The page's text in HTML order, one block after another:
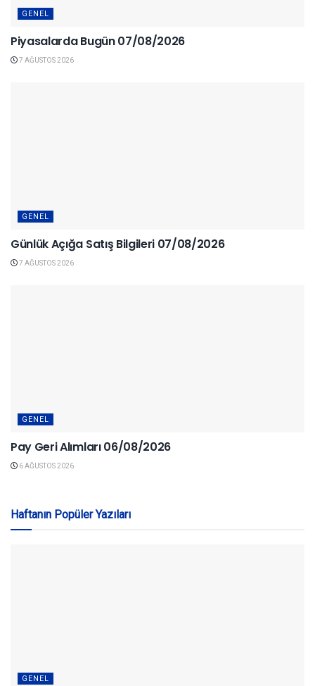
GENEL
Piyasalarda Bugün 07/08/2026
7 AĞUSTOS 2026
GENEL
Günlük Açığa Satış Bilgileri 07/08/2026
7 AĞUSTOS 2026
GENEL
Pay Geri Alımları 06/08/2026
6 AĞUSTOS 2026
Haftanın Popüler Yazıları
GENEL